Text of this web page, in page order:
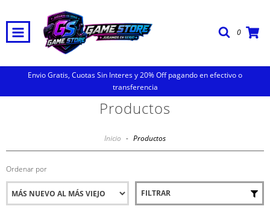
0
Envio Gratis, Cuotas Sin Interes y 20% Off pagando en efectivo o
transferencia
Productos
Inicio - Productos
Ordenar por
FILTRAR